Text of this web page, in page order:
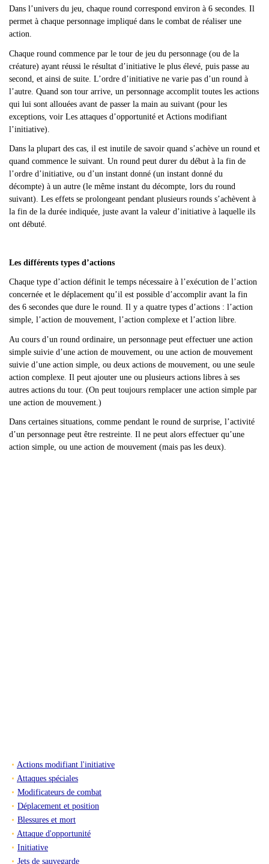
Dans l’univers du jeu, chaque round correspond environ à 6 secondes. Il
permet à chaque personnage impliqué dans le combat de réaliser une
action.
Chaque round commence par le tour de jeu du personnage (ou de la
créature) ayant réussi le résultat d’initiative le plus élevé, puis passe au
second, et ainsi de suite. L’ordre d’initiative ne varie pas d’un round à
l’autre. Quand son tour arrive, un personnage accomplit toutes les actions
qui lui sont allouées avant de passer la main au suivant (pour les
exceptions, voir Les attaques d’opportunité et Actions modifiant
l’initiative).
Dans la plupart des cas, il est inutile de savoir quand s’achève un round et
quand commence le suivant. Un round peut durer du début à la fin de
l’ordre d’initiative, ou d’un instant donné (un instant donné du
décompte) à un autre (le même instant du décompte, lors du round
suivant). Les effets se prolongeant pendant plusieurs rounds s’achèvent à
la fin de la durée indiquée, juste avant la valeur d’initiative à laquelle ils
ont débuté.
Les différents types d’actions
Chaque type d’action définit le temps nécessaire à l’exécution de l’action
concernée et le déplacement qu’il est possible d’accomplir avant la fin
des 6 secondes que dure le round. Il y a quatre types d’actions : l’action
simple, l’action de mouvement, l’action complexe et l’action libre.
Au cours d’un round ordinaire, un personnage peut effectuer une action
simple suivie d’une action de mouvement, ou une action de mouvement
suivie d’une action simple, ou deux actions de mouvement, ou une seule
action complexe. Il peut ajouter une ou plusieurs actions libres à ses
autres actions du tour. (On peut toujours remplacer une action simple par
une action de mouvement.)
Dans certaines situations, comme pendant le round de surprise, l ’activité
d’un personnage peut être restreinte. Il ne peut alors effectuer qu’une
action simple, ou une action de mouvement (mais pas les deux).
Actions modifiant l'initiative
Attaques spéciales
Modificateurs de combat
Déplacement et position
Blessures et mort
Attaque d'opportunité
Initiative
Jets de sauvegarde